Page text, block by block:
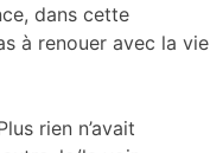
dans cette
à renouer avec la vie
rien n’avait